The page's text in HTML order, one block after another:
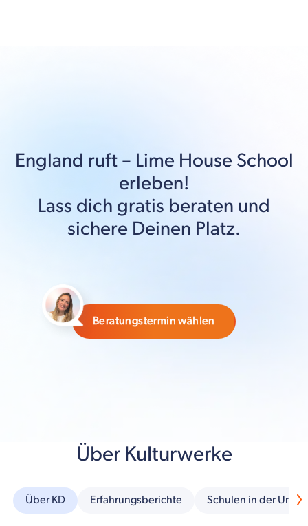
England ruft – Lime House School
erleben!
Lass dich gratis beraten und
sichere Deinen Platz.
Beratungstermin wählen
Über Kulturwerke
Über KD Erfahrungsberichte Schulen in der